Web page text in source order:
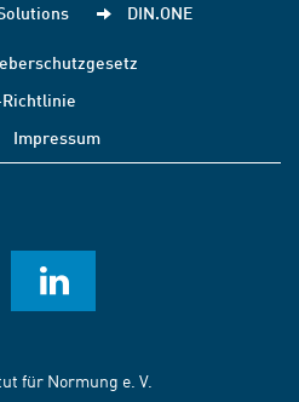
DIN.ONE
Impressum
für Normung e. V.